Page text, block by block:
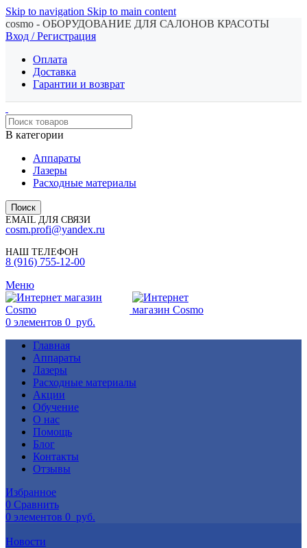
Skip to navigation Skip to main content
cosmo - ОБОРУДОВАНИЕ ДЛЯ САЛОНОВ КРАСОТЫ
Вход / Регистрация
Оплата
Доставка
Гарантии и возврат
В категории
Аппараты
Лазеры
Расходные материалы
Поиск
EMAIL ДЛЯ СВЯЗИ
cosm.profi@yandex.ru
НАШ ТЕЛЕФОН
8 (916) 755-12-00
Меню
0 элементов 0 руб.
Главная
Аппараты
Лазеры
Расходные материалы
Акции
Обучение
О нас
Помощь
Блог
Контакты
Отзывы
Избранное
0 Сравнить
0 элементов 0 руб.
Новости